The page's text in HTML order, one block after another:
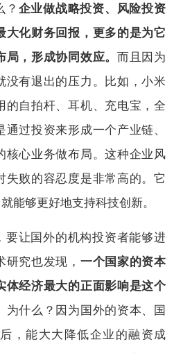
？ 企业做战略投资、风险投资
大化财务回报，更多的是为它
，形成协同效应。 而且因为
没有退出的压力。比如，小米
的自拍杆、耳机、充电宝，全
过投资来形成一个产业链、
核心业务做布局。这种企业风
失败的容忍度是非常高的。它
能够更好地支持科技创新。
要让国外的机构投资者能够进
究也发现， 一个国家的资本
体经济最大的正面影响是这个
为什么？因为国外的资本、国
，能大大降低企业的融资成